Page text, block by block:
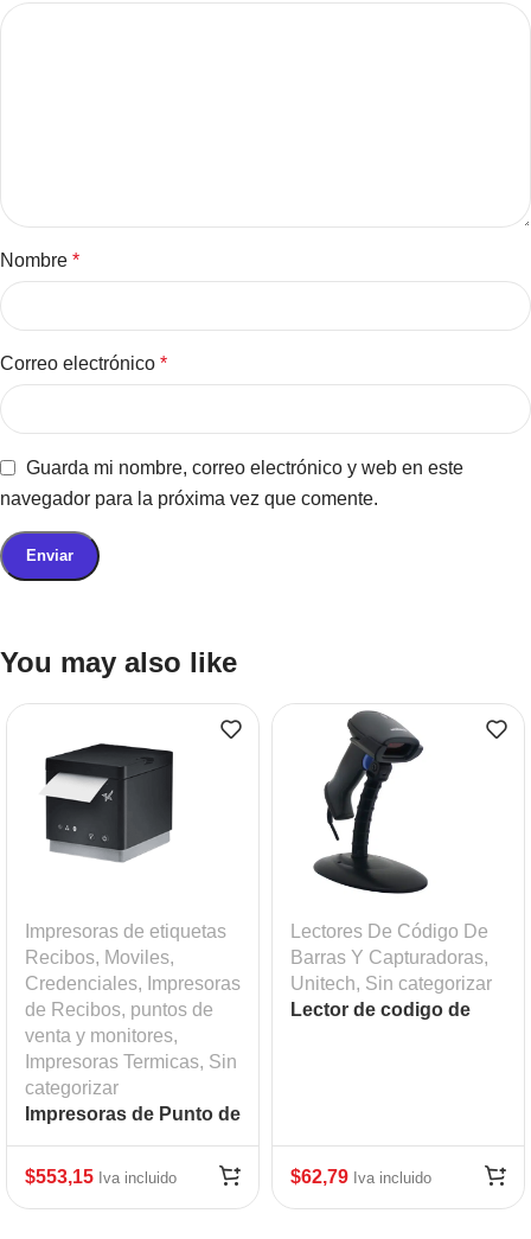
Nombre *
Correo electrónico *
Guarda mi nombre, correo electrónico y web en este
navegador para la próxima vez que comente.
You may also like
Impresoras de etiquetas
Recibos, Moviles,
Credenciales, Impresoras
de Recibos, puntos de
venta y monitores,
Impresoras Termicas, Sin
categorizar
Impresoras de Punto de
STA-39654110
$553,15 Iva incluido
Lectores De Código De
Barras Y Capturadoras,
Unitech, Sin categorizar
Lector de codigo de
$62,79 Iva incluido